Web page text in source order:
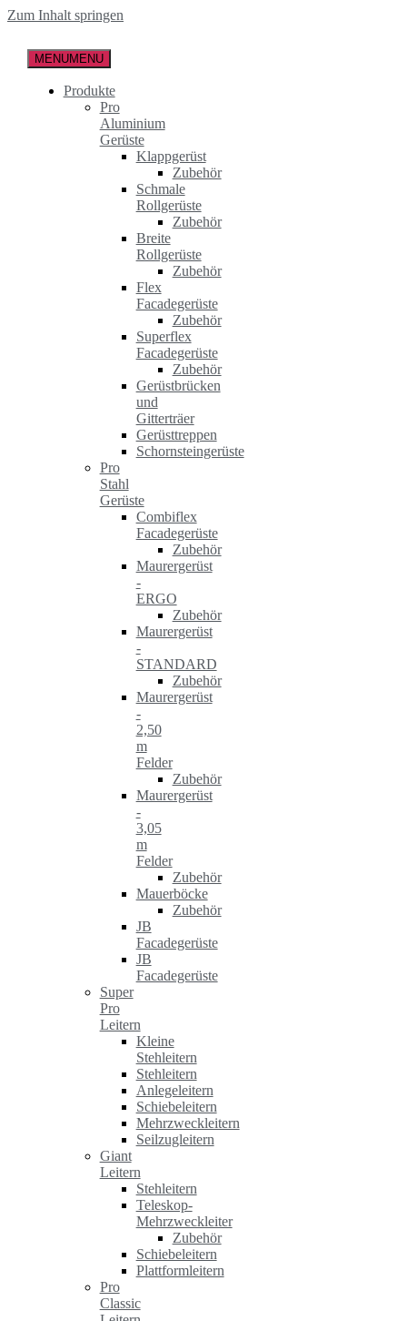
Zum Inhalt springen
MENUMENU
Produkte
Pro
Aluminium
Gerüste
Klappgerüst
Zubehör
Schmale
Rollgerüste
Zubehör
Breite
Rollgerüste
Zubehör
Flex
Facadegerüste
Zubehör
Superflex
Facadegerüste
Zubehör
Gerüstbrücken
und
Gitterträer
Gerüsttreppen
Schornsteingerüste
Pro
Stahl
Gerüste
Combiflex
Facadegerüste
Zubehör
Maurergerüst
-
ERGO
Zubehör
Maurergerüst
-
STANDARD
Zubehör
Maurergerüst
-
2,50
m
Felder
Zubehör
Maurergerüst
-
3,05
m
Felder
Zubehör
Mauerböcke
Zubehör
JB
Facadegerüste
JB
Facadegerüste
Super
Pro
Leitern
Kleine
Stehleitern
Stehleitern
Anlegeleitern
Schiebeleitern
Mehrzweckleitern
Seilzugleitern
Giant
Leitern
Stehleitern
Teleskop-
Mehrzweckleiter
Zubehör
Schiebeleitern
Plattformleitern
Pro
Classic